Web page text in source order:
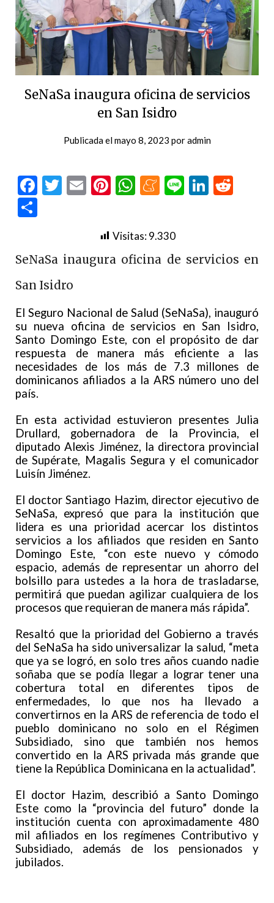
SeNaSa inaugura oficina de servicios
en San Isidro
Publicada elmayo 8, 2023 poradmin
Facebook
Twitter
EmailPinterest
WhatsApp
Meneame
Line
Visitas:9.330
SeNaSa inaugura oficina de servicios en
San Isidro
El Seguro Nacional de Salud (SeNaSa), inauguró
su nueva oficina de servicios en San Isidro,
Santo Domingo Este, con el propósito de dar
respuesta de manera más eficiente a las
necesidades de los más de 7.3 millones de
dominicanos afiliados a la ARS número uno del
país.
En esta actividad estuvieron presentes Julia
Drullard, gobernadora de la Provincia, el
diputado Alexis Jiménez, la directora provincial
de Supérate, Magalis Segura y el comunicador
Luisín Jiménez.
El doctor Santiago Hazim, director ejecutivo de
SeNaSa, expresó que para la institución que
lidera es una prioridad acercar los distintos
servicios a los afiliados que residen en Santo
Domingo Este, “con este nuevo y cómodo
espacio, además de representar un ahorro del
bolsillo para ustedes a la hora de trasladarse,
permitirá que puedan agilizar cualquiera de los
procesos que requieran de manera más rápida”.
Resaltó que la prioridad del Gobierno a través
del SeNaSa ha sido universalizar la salud, “meta
que ya se logró, en solo tres años cuando nadie
soñaba que se podía llegar a lograr tener una
cobertura total en diferentes tipos de
enfermedades, lo que nos ha llevado a
convertirnos en la ARS de referencia de todo el
pueblo dominicano no solo en el Régimen
Subsidiado, sino que también nos hemos
convertido en la ARS privada más grande que
tiene la República Dominicana en la actualidad”.
El doctor Hazim, describió a Santo Domingo
Este como la “provincia del futuro” donde la
institución cuenta con aproximadamente 480
mil afiliados en los regímenes Contributivo y
Subsidiado, además de los pensionados y
jubilados.